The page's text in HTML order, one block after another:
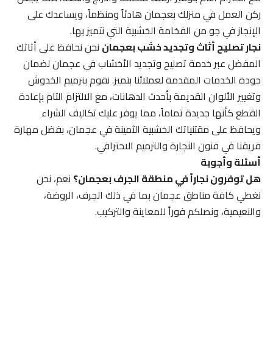
ركن العمل في منزلك بعجمان هادئاً ومنظماً، ويساعدك على
الإنجاز في جو من الفخامة الخشبية التي نتميز بها.
نجار تصليح أثاث وتجديد خشب بعجماننحن نحافظ على أثاثك
المفضل عبر خدمة تصليح وتجديد الأخشاب في عجمان لضمان
جودة الخدمات المقدمة لعملائنا بتميز. نقوم بترميم الخدوش
وتغيير الألوان القديمة بأحدث الدهانات، مع الالتزام التام بإعادة
القطع كأنها جديدة تماماً، مما يوفر عليك تكاليف الشراء
ويحافظ على مقتنياتك الخشبية الثمينة في عجمان، بفضل مهارة
فريقنا في فنون النجارة والترميم الاحترافي.
أسئلة وأجوبة
هل توفرون نجاراً في منطقة الجرف بعجمان؟نعم، نحن
نغطي كافة مناطق عجمان بما في ذلك الجرف، الروضة،
والنعيمية، ونصلكم فوراً للمعاينة والتركيب.